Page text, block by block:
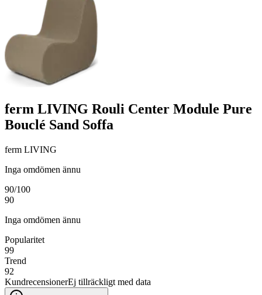
ferm LIVING Rouli Center Module Pure
Bouclé Sand Soffa
ferm LIVING
Inga omdömen ännu
90/100
90
Inga omdömen ännu
Popularitet
99
Trend
92
KundrecensionerEj tillräckligt med data